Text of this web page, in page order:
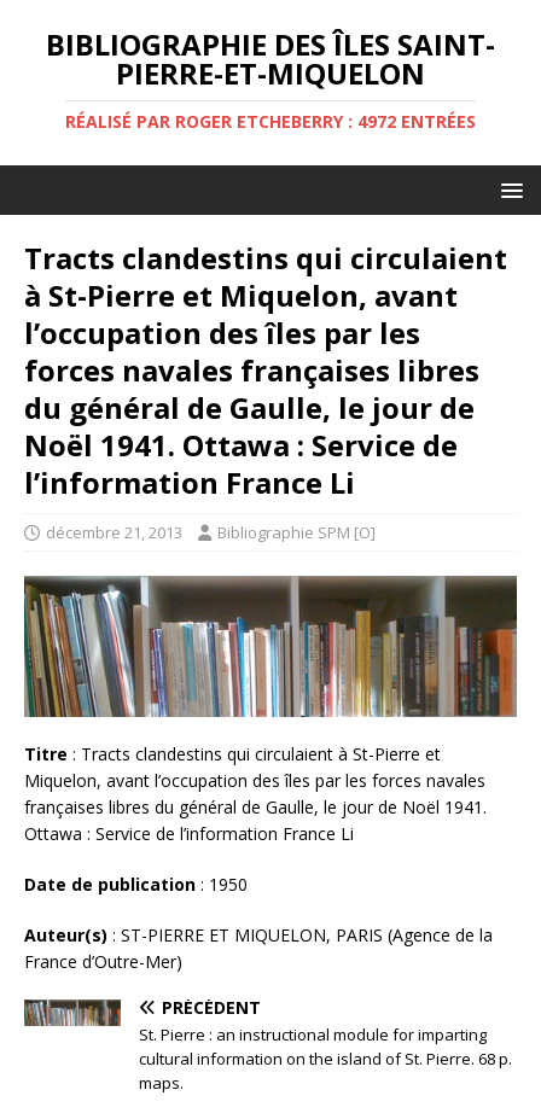
BIBLIOGRAPHIE DES ÎLES SAINT-
PIERRE-ET-MIQUELON
RÉALISÉ PAR ROGER ETCHEBERRY : 4972 ENTRÉES
Tracts clandestins qui circulaient
à St-Pierre et Miquelon, avant
l’occupation des îles par les
forces navales françaises libres
du général de Gaulle, le jour de
Noël 1941. Ottawa : Service de
l’information France Li
décembre 21, 2013 Bibliographie SPM [O]
Titre : Tracts clandestins qui circulaient à St-Pierre et
Miquelon, avant l’occupation des îles par les forces navales
françaises libres du général de Gaulle, le jour de Noël 1941.
Ottawa : Service de l’information France Li
Date de publication : 1950
Auteur(s) : ST-PIERRE ET MIQUELON, PARIS (Agence de la
France d’Outre-Mer)
PRÉCÉDENT
St. Pierre : an instructional module for imparting
cultural information on the island of St. Pierre. 68 p.
maps.